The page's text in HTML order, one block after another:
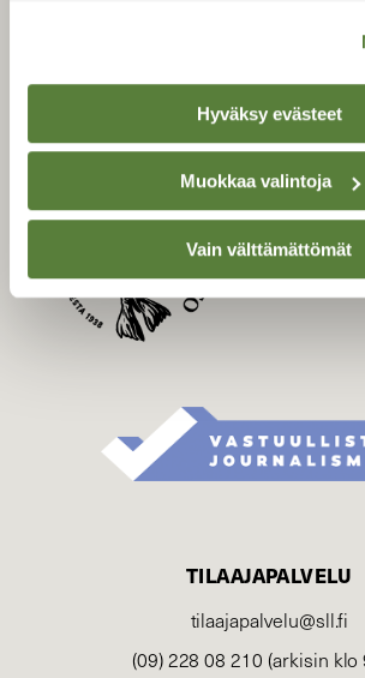
Hyväksy evästeet
Muokkaa valintoja
Vain välttämättömät
Tilaa
Suomen
TILAAJAPALVELU
tilaajapalvelu@sll.fi
(09) 228 08 210 (arkisin klo